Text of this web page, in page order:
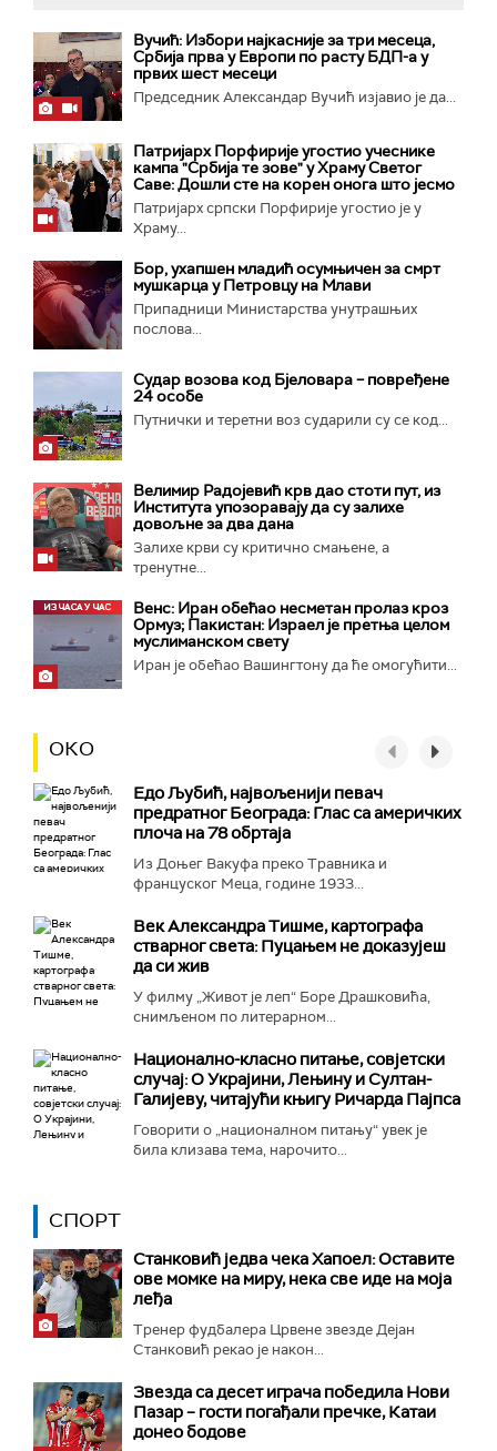
Вучић: Избори најкасније за три месеца,
Србија прва у Европи по расту БДП-а у
првих шест месеци
Председник Александар Вучић изјавио је да...
Патријарх Порфирије угостио учеснике
кампа "Србија те зове" у Храму Светог
Саве: Дошли сте на корен онога што јесмо
Патријарх српски Порфирије угостио је у
Храму...
Бор, ухапшен младић осумњичен за смрт
мушкарца у Петровцу на Млави
Припадници Министарства унутрашњих
послова...
Судар возова код Бјеловара – повређене
24 особе
Путнички и теретни воз сударили су се код...
Велимир Радојевић крв дао стоти пут, из
Института упозоравају да су залихе
довољне за два дана
Залихе крви су критично смањене, а
тренутне...
Венс: Иран обећао несметан пролаз кроз
Ормуз; Пакистан: Израел је претња целом
муслиманском свету
Иран је обећао Вашингтону да ће омогућити...
ОКО
Едо Љубић, највољенији певач
предратног Београда: Глас са америчких
плоча на 78 обртаја
Из Доњег Вакуфа преко Травника и
француског Меца, године 1933...
Век Александра Тишме, картографа
стварног света: Пуцањем не доказујеш
да си жив
У филму „Живот је леп“ Боре Драшковића,
снимљеном по литерарном...
Национално-класнo питање, совјетски
случај: О Украјини, Лењину и Султан-
Галијеву, читајући књигу Ричарда Пајпса
Говорити о „националном питању“ увек је
била клизава тема, нарочито...
СПОРТ
Станковић једва чека Хапоел: Оставите
ове момке на миру, нека све иде на моја
леђа
Тренер фудбалера Црвене звезде Дејан
Станковић рекао је након...
Звезда са десет играча победила Нови
Пазар – гости погађали пречке, Катаи
донео бодове